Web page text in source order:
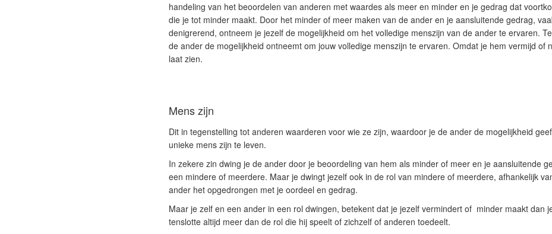
handeling van het beoordelen van anderen met waardes als meer en minder en je gedrag dat
die je tot minder maakt. Door het minder of meer maken van de ander en je aansluitende gedrag,
denigrerend, ontneem je jezelf de mogelijkheid om het volledige menszijn van de ander te ervaren.
de ander de mogelijkheid ontneemt om jouw volledige menszijn te ervaren. Omdat je hem vermijd of
laat zien.
Mens zijn
Dit in tegenstelling tot anderen waarderen voor wie ze zijn, waardoor je de ander de mogelijkheid
unieke mens zijn te leven.
In zekere zin dwing je de ander door je beoordeling van hem als minder of meer en je aansluitende
een mindere of meerdere. Maar je dwingt jezelf ook in de rol van mindere of meerdere, afhankelijk
ander het opgedrongen met je oordeel en gedrag.
Maar je zelf en een ander in een rol dwingen, betekent dat je jezelf vermindert of minder maakt dan
tenslotte altijd meer dan de rol die hij speelt of zichzelf of anderen toedeelt.